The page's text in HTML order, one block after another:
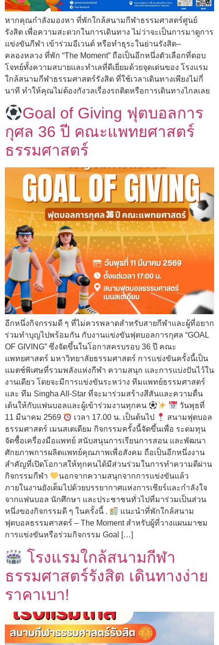
หากคุณกำลังมองหา ที่พักใกล้สนามกีฬาธรรมศาสตร์ศูนย์
รังสิต เพื่อความสะดวกในการเดินทาง ไม่ว่าจะเป็นการมาดูการ
แข่งขันกีฬา เข้าร่วมอีเวนต์ หรือทำธุระในย่านรังสิต–
คลองหลวง ที่พัก “The Moment” ถือเป็นอีกหนึ่งตัวเลือกที่ตอบ
โจทย์ทั้งความสบายและทำเลที่ดีเยี่ยมด้วยจุดเด่นของ โรงแรม
ใกล้สนามกีฬาธรรมศาสตร์รังสิต ที่ใช้เวลาเดินทางเพียงไม่กี่
นาที ทำให้คุณไม่ต้องกังวลเรื่องรถติดหรือการเดินทางไกลเลย
Goal of Giving ฟุตบอลการ
กุศล 36 ปี คณะแพทยศาสตร์
ธรรมศาสตร์
อีกหนึ่งกิจกรรมดี ๆ ที่ไม่ควรพลาดสำหรับสายกีฬาและผู้ที่อยาก
ร่วมทำบุญไปพร้อมกัน กับงานแข่งขันฟุตบอลการกุศล “GOAL
OF GIVING” ซึ่งจัดขึ้นในโอกาสครบรอบ 36 ปี คณะ
แพทยศาสตร์ มหาวิทยาลัยธรรมศาสตร์ การแข่งขันครั้งนี้เป็น
แมตช์พิเศษที่รวมพลังแห่งกีฬา ความสนุก และการแบ่งปันไว้ใน
งานเดียว โดยจะมีการแข่งขันระหว่าง ทีมแพทย์ธรรมศาสตร์
และ ทีม Singha All-Star ที่จะมาร่วมสร้างสีสันและความตื่น
เต้นให้กับแฟนบอลและผู้เข้าร่วมงานทุกคน
วันพุธที่
11 มีนาคม 2569
เวลา 17.00 น. เป็นต้นไป
สนามฟุตบอล
ธรรมศาสตร์ เมนสเตเดียม กิจกรรมครั้งนี้จัดขึ้นเพื่อ ระดมทุน
จัดซื้อเครื่องมือแพทย์ สนับสนุนการเรียนการสอน และพัฒนา
ศักยภาพการผลิตแพทย์คุณภาพเพื่อสังคม ถือเป็นอีกหนึ่งงาน
สำคัญที่เปิดโอกาสให้ทุกคนได้มีส่วนร่วมในการทำความดีผ่าน
กิจกรรมกีฬา
นอกจากความสนุกจากการแข่งขันแล้ว
ภายในงานยังเต็มไปด้วยบรรยากาศแห่งการเชียร์และกำลังใจ
จากแฟนบอล นักศึกษา และประชาชนทั่วไปที่มาร่วมเป็นส่วน
หนึ่งของกิจกรรมดี ๆ ในครั้งนี้ .
แนะนำที่พักใกล้สนาม
ฟุตบอลธรรมศาสตร์ – The Moment สำหรับผู้ที่วางแผนมาชม
การแข่งขันหรือร่วมกิจกรรม Goal […]
โรงแรมใกล้สนามกีฬา
ธรรมศาสตร์รังสิต เดินทางง่าย
ราคาเบา!